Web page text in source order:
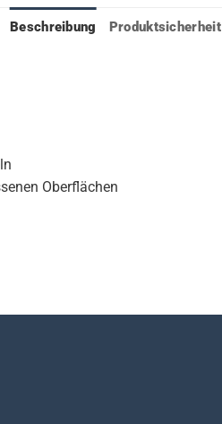
Beschreibung Produktsicherheit
Oberflächen